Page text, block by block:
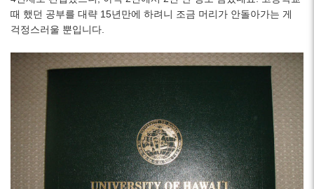
때 했던 공부를 대략 15년만에 하려니 조금 머리가 안돌아가는 게
걱정스러울 뿐입니다.